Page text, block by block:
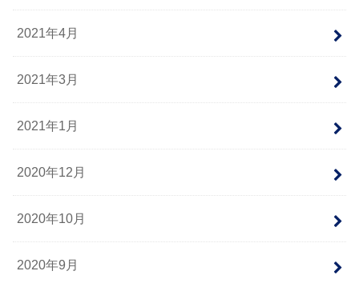
2021年4月
2021年3月
2021年1月
2020年12月
2020年10月
2020年9月